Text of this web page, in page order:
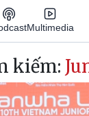
Multimedia
kiếm: